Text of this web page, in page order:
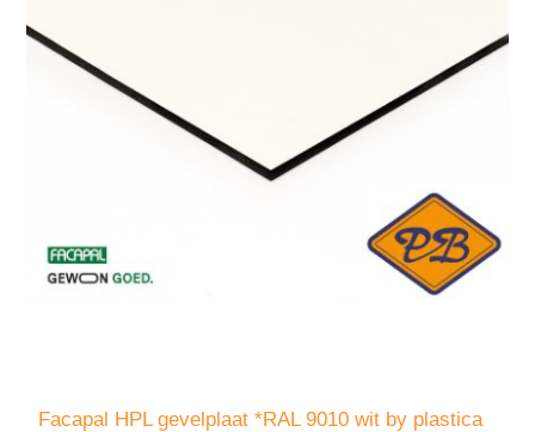
Facapal HPL gevelplaat *RAL 9010 wit by plastica